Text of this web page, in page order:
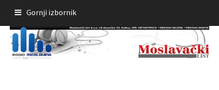
sadržaja
Gornji izbornik